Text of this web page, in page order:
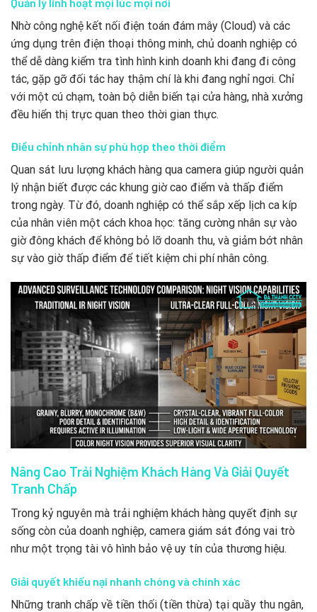
Nhờ công nghệ kết nối điện toán đám mây (Cloud) và các
ứng dụng trên điện thoại thông minh, chủ doanh nghiệp có
thể dễ dàng kiểm tra tình hình kinh doanh khi đang đi công
tác, gặp gỡ đối tác hay thậm chí là khi đang nghỉ ngơi. Chỉ
với một cú chạm, toàn bộ diễn biến tại cửa hàng, nhà xưởng
đều hiển thị trực quan theo thời gian thực.
Điều chỉnh nhân sự phù hợp theo thời điểm
Quan sát lưu lượng khách hàng qua camera giúp người quản
lý nhận biết được các khung giờ cao điểm và thấp điểm
trong ngày. Từ đó, doanh nghiệp có thể sắp xếp lịch ca kíp
của nhân viên một cách khoa học: tăng cường nhân sự vào
giờ đông khách để không bỏ lỡ doanh thu, và giảm bớt nhân
sự vào giờ thấp điểm để tiết kiệm chi phí nhân công.
Nâng Cao Trải Nghiệm Khách Hàng Và Giải Quyết
Tranh Chấp
Trong kỷ nguyên mà trải nghiệm khách hàng quyết định sự
sống còn của doanh nghiệp, camera giám sát đóng vai trò
như một trọng tài vô hình bảo vệ uy tín của thương hiệu.
Giải quyết khiếu nại nhanh chóng và chính xác
Những tranh chấp về tiền thối (tiền thừa) tại quầy thu ngân,